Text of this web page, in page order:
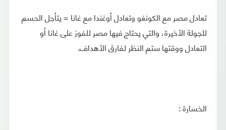
تعادل مصر مع الكونغو وتعادل أوغندا مع غانا = يتأجل الحسم
للجولة الأخيرة، والتي يحتاج فيها مصر للفوز على غانا أو
التعادل ووقتها ستم النظر لفارق الأهداف.
الخسارة :